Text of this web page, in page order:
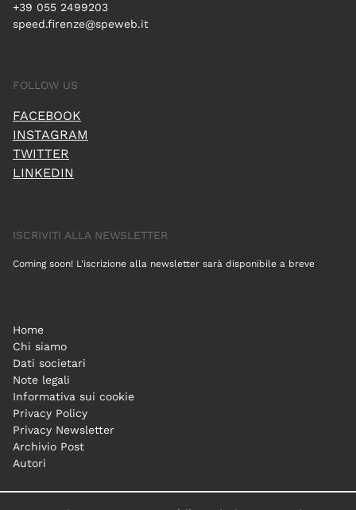
+39 055 2499203
speed.firenze@speweb.it
FOLLOW US
FACEBOOK
INSTAGRAM
TWITTER
LINKEDIN
ISCRIVITI ALLA NEWSLETTER
Coming soon! L'iscrizione alla newsletter sarà disponibile a breve
Home
Chi siamo
Dati societari
Note legali
Informativa sui cookie
Privacy Policy
Privacy Newsletter
Archivio Post
Autori